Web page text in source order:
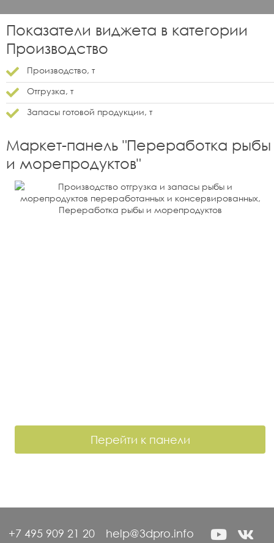
Показатели виджета в категории
Производство
Производство, т
Отгрузка, т
Запасы готовой продукции, т
Маркет-панель "Переработка рыбы
и морепродуктов"
Перейти к панели
+7 495 909 21 20 help@3dpro.info